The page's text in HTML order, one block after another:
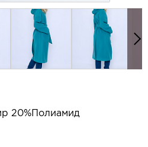
20%Полиамид